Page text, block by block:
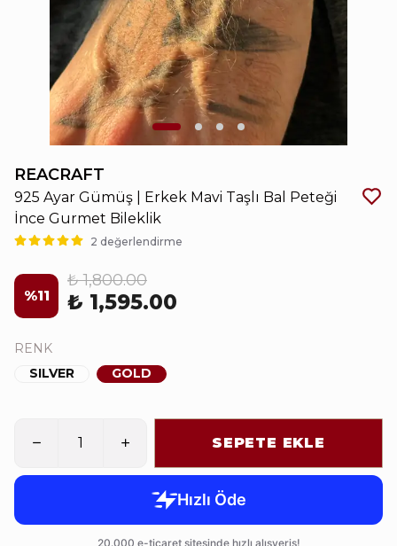
REACRAFT
925 Ayar Gümüş | Erkek Mavi Taşlı Bal Peteği
İnce Gurmet Bileklik
2 değerlendirme
%11
₺ 1,800.00
₺ 1,595.00
RENK
SILVER
GOLD
SEPETE EKLE